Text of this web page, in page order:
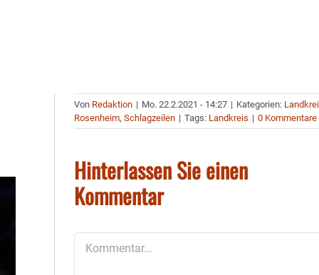
Von Redaktion | Mo. 22.2.2021 - 14:27 | Kategorien:
Rosenheim,Schlagzeilen | Tags: Landkreis | 0 Kommentare
Hinterlassen Sie einen
Kommentar